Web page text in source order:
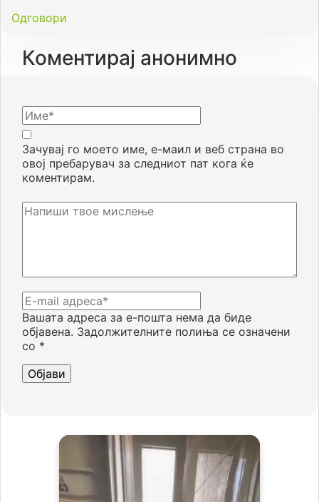
Одговори
Коментирај анонимно
Вашата адреса за е-пошта нема да биде
објавена. Задолжителните полиња се означени
со *
Зачувај го моето име, е-маил и веб страна во
овој пребарувач за следниот пат кога ќе
коментирам.